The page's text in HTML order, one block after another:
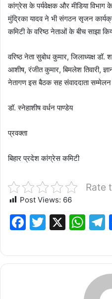
कांग्रेस के पर्यवेक्षक और मीडिया विभाग
मुंद्रिका यादव ने भी संगठन सृजन
कमिटी के वरिष्ठ नेताओं के बीच साझा
वरिष्ठ नेता सुबोध कुमार, जिलाध्यक्ष
आशीष, रंजीत कुमार, बिमलेश तिवारी,
नेतागण इस बैठक सह संवाददाता सम्मेलन
डॉ. स्नेहाशीष वर्धन पाण्डेय
प्रवक्ता
बिहार प्रदेश कांग्रेस कमिटी
Rate
Post Views: 66
F
c
e
T
it
te
X
W
at
s
A